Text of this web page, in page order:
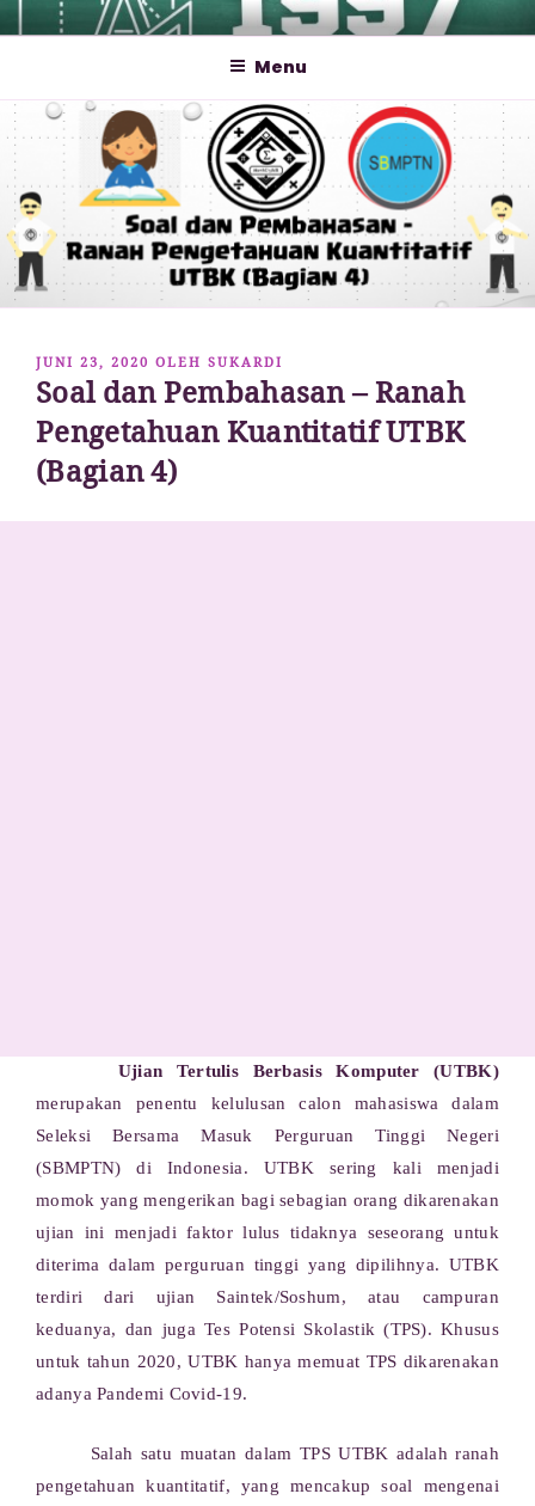
Lompat
ke MATHCYBER1997
God used beautiful mathematics in creating the world – Paul
Menu
DIPOSKAN
PADA
JUNI 23, 2020 OLEH SUKARDI
Soal dan Pembahasan – Ranah
Pengetahuan Kuantitatif UTBK
(Bagian 4)
Ujian Tertulis Berbasis Komputer (UTBK)
merupakan penentu kelulusan calon mahasiswa dalam
Seleksi Bersama Masuk Perguruan Tinggi Negeri
(SBMPTN) di Indonesia. UTBK sering kali menjadi
momok yang mengerikan bagi sebagian orang dikarenakan
ujian ini menjadi faktor lulus tidaknya seseorang untuk
diterima dalam perguruan tinggi yang dipilihnya. UTBK
terdiri dari ujian Saintek/Soshum, atau campuran
keduanya, dan juga Tes Potensi Skolastik (TPS). Khusus
untuk tahun 2020, UTBK hanya memuat TPS dikarenakan
adanya Pandemi Covid-19.
Salah satu muatan dalam TPS UTBK adalah ranah
pengetahuan kuantitatif, yang mencakup soal mengenai